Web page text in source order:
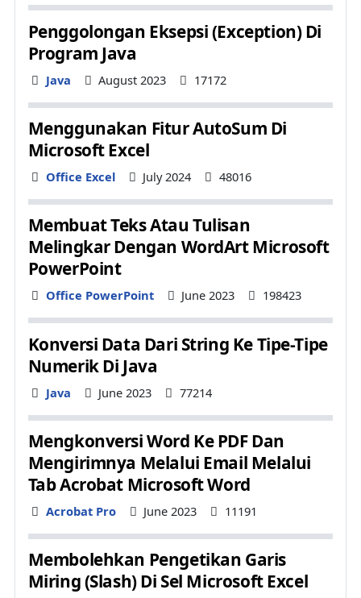
Penggolongan Eksepsi (Exception) Di
Program Java
Details
Java August 2023 17172
Menggunakan Fitur AutoSum Di
Microsoft Excel
Details
Office Excel July 2024 48016
Membuat Teks Atau Tulisan
Melingkar Dengan WordArt Microsoft
PowerPoint
Details
Office PowerPoint June 2023 198423
Konversi Data Dari String Ke Tipe-Tipe
Numerik Di Java
Details
Java June 2023 77214
Mengkonversi Word Ke PDF Dan
Mengirimnya Melalui Email Melalui
Tab Acrobat Microsoft Word
Details
Acrobat Pro June 2023 11191
Membolehkan Pengetikan Garis
Miring (Slash) Di Sel Microsoft Excel